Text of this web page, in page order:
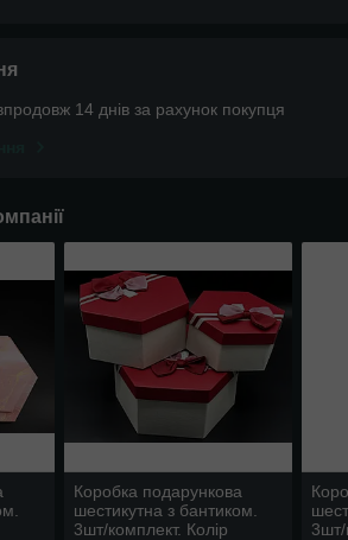
14 днів за рахунок покупця
Коробка подарункова
шестикутна з бантиком.
3шт/комплект. Колір
3шт/